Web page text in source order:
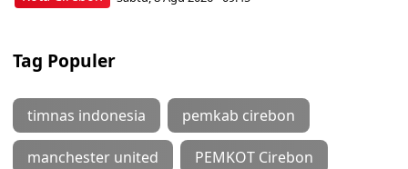
Tag Populer
timnas indonesia pemkab cirebon
manchester united PEMKOT Cirebon